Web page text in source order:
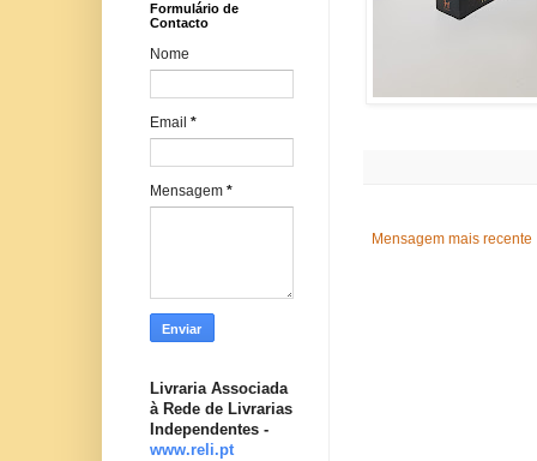
Mensagem mais recente
Formulário de
Contacto
Nome
Email *
Mensagem *
Livraria Associada
à Rede de Livrarias
Independentes -
www.reli.pt